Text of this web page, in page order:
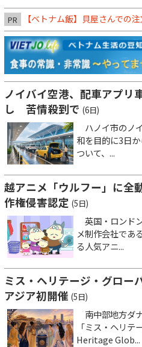
PR 【ベトナム飯】貝屋さんでの
ノイバイ空港、配車アプリ
し 苦情殺到で (6日)
ハノイ市のノ
和を目的に3日
ついて、...
越アニメ「ウルフー」に全
作権侵害認定 (5日)
英国・ロンド
メ制作会社であ
る人気アニ...
ミス・ヘリテージ・グロー
アジア初開催 (5日)
南中部地方ダ
「ミス・ヘリ
Heritage Glob...